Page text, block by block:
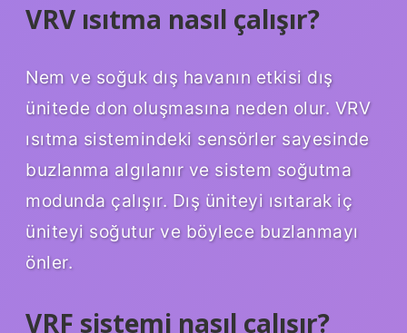
VRV ısıtma nasıl çalışır?
Nem ve soğuk dış havanın etkisi dış
ünitede don oluşmasına neden olur. VRV
ısıtma sistemindeki sensörler sayesinde
buzlanma algılanır ve sistem soğutma
modunda çalışır. Dış üniteyi ısıtarak iç
üniteyi soğutur ve böylece buzlanmayı
önler.
VRF sistemi nasıl çalışır?